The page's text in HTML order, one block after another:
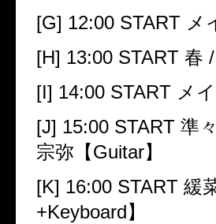
[G] 12:00 START メ
[H] 13:00 START 春 /
[I] 14:00 START メイ
[J] 15:00 START 準々
宗弥【Guitar】
[K] 16:00 START 緩
+Keyboard】